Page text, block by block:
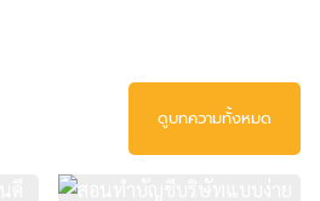
ดูบทความทั้งหมด